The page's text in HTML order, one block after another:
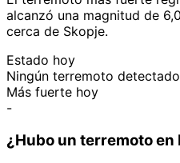
alcanzó una magnitud de
cerca de Skopje.
Estado hoy
Ningún terremoto
Más fuerte hoy
-
¿Hubo un terremoto en